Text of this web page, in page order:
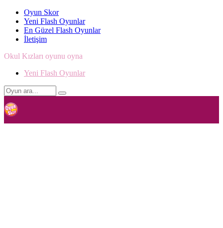
Oyun Skor
Yeni Flash Oyunlar
En Güzel Flash Oyunlar
İletişim
Okul Kızları oyunu oyna
Yeni Flash Oyunlar